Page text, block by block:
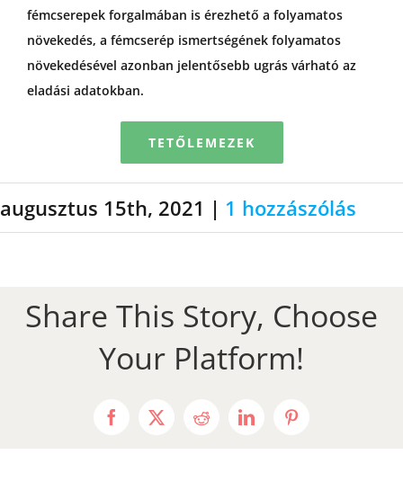
fémcserepek forgalmában is érezhető a folyamatos
növekedés, a fémcserép ismertségének folyamatos
növekedésével azonban jelentősebb ugrás várható az
eladási adatokban.
TETŐLEMEZEK
augusztus 15th, 2021 | 1 hozzászólás
Share This Story, Choose
Your Platform!
Facebook
X RedditLinkedInPinterest